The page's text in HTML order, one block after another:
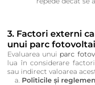
3. Factori externi
unui parc
Evaluarea unui parc
lua în considerare
sau indirect valoarea
Politicile și